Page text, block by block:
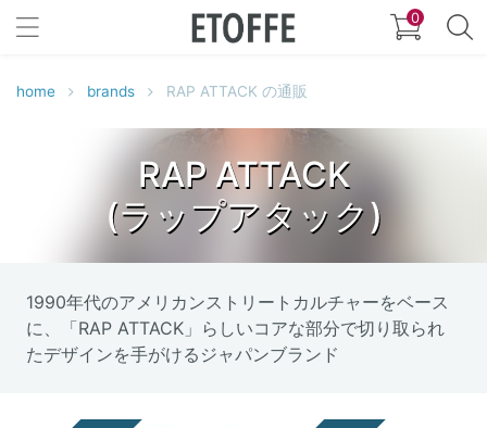
0
home brands RAP ATTACK の通販
RAP ATTACK
(ラップアタック)
1990年代のアメリカンストリートカルチャーをベース
に、「RAP ATTACK」らしいコアな部分で切り取られ
たデザインを手がけるジャパンブランド